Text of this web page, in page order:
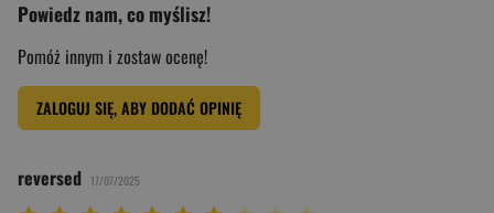
Powiedz nam, co myślisz!
Pomóż innym i zostaw ocenę!
ZALOGUJ SIĘ, ABY DODAĆ OPINIĘ
reversed 17/07/2025